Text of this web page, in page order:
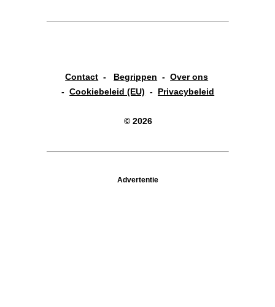
Contact - Begrippen -Over ons
-Cookiebeleid (EU) - Privacybeleid
© 2026
Advertentie